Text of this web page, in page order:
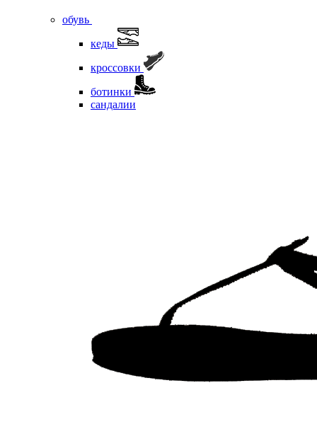
обувь
кеды
кроссовки
ботинки
сандалии